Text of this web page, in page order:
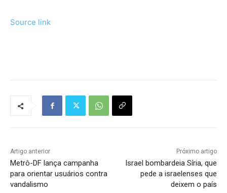
Source link
Artigo anterior
Metrô-DF lança campanha
para orientar usuários contra
vandalismo
Próximo artigo
Israel bombardeia Síria, que
pede a israelenses que
deixem o país